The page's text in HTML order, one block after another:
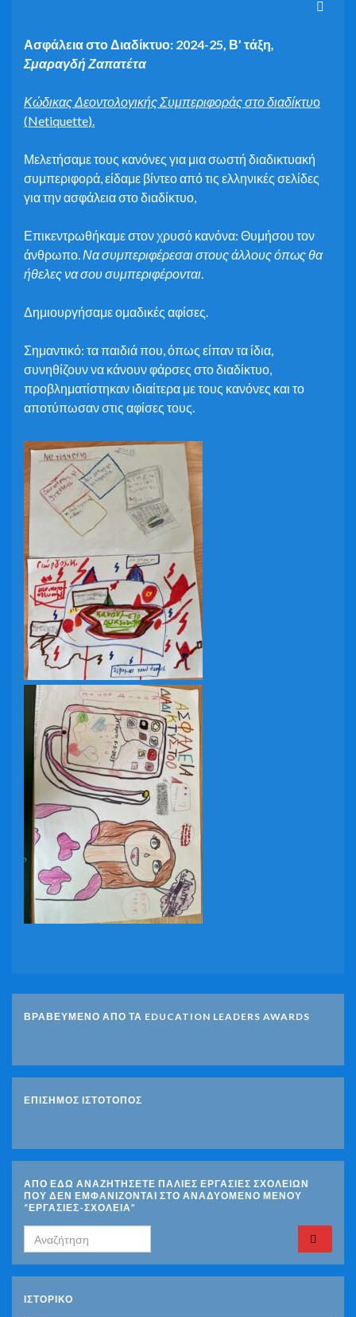
Ασφάλεια στο Διαδίκτυο: 2024-25, Β’ τάξη,
Σμαραγδή Ζαπατέτα
Κώδικας Δεοντολογικής Συμπεριφοράς στο διαδίκτυο
(Netiquette).
Μελετήσαμε τους κανόνες για μια σωστή διαδικτυακή
συμπεριφορά, είδαμε βίντεο από τις ελληνικές σελίδες
για την ασφάλεια στο διαδίκτυο,
Επικεντρωθήκαμε στον χρυσό κανόνα: Θυμήσου τον
άνθρωπο.Να συμπεριφέρεσαι στους άλλους όπως θα
ήθελες να σου συμπεριφέρονται.
Δημιουργήσαμε ομαδικές αφίσες.
Σημαντικό: τα παιδιά που, όπως είπαν τα ίδια,
συνηθίζουν να κάνουν φάρσες στο διαδίκτυο,
προβληματίστηκαν ιδιαίτερα με τους κανόνες και το
αποτύπωσαν στις αφίσες τους.
ΒΡΑΒΕΥΜΕΝΟ ΑΠΟ ΤΑ EDUCATION LEADERS AWARDS
ΕΠΙΣΗΜΟΣ ΙΣΤΟΤΟΠΟΣ
ΑΠΟ ΕΔΩ ΑΝΑΖΗΤΗΣΕΤΕ ΠΑΛΙΕΣ ΕΡΓΑΣΙΕΣ ΣΧΟΛΕΙΩΝ
ΠΟΥ ΔΕΝ ΕΜΦΑΝΙΖΟΝΤΑΙ ΣΤΟ ΑΝΑΔΥΟΜΕΝΟ ΜΕΝΟΥ
“ΕΡΓΑΣΙΕΣ-ΣΧΟΛΕΙΑ”
Search for:
ΙΣΤΟΡΙΚΌ